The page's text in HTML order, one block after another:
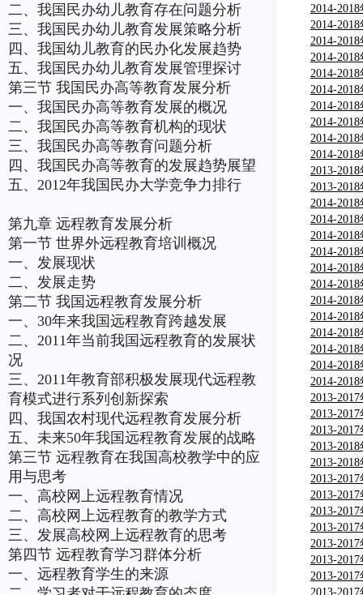
二、我国民办幼儿教育存在问题分析
三、我国民办幼儿教育发展策略分析
四、我国幼儿教育的民办化发展趋势
五、我国民办幼儿教育发展管理探讨
第三节 我国民办高等教育发展分析
一、我国民办高等教育发展的概况
二、我国民办高等教育机构的现状
三、我国民办高等教育问题分析
四、我国民办高等教育的发展趋势展望
五、2012年我国民办大学竞争力排行
第九章 远程教育发展分析
第一节 世界外远程教育培训概况
一、发展现状
二、发展走势
第二节 我国远程教育发展分析
一、30年来我国远程教育跨越发展
二、2011年当前我国远程教育的发展状
况
三、2011年教育部积极发展现代远程教
育模式进行系列创新探索
四、我国农村现代远程教育发展分析
五、未来50年我国远程教育发展的战略
第三节 远程教育在我国高校教学中的应
用与思考
一、高校网上远程教育情况
二、高校网上远程教育的教学方式
三、发展高校网上远程教育的思考
第四节 远程教育学习群体分析
一、远程教育学生的来源
现状分析
2014-
测及投资
2014-
监测及投
2014-
监测及投
2014-
市场现状
报告
2014-
习产品市
究报告
2014-
分析及投
2014-
需分析及
2014-
竞争力分
告
2014-
分析及投
2014-
竞争力分
告
2013-
教）市场
研究报告
2013-
场深度调
告
2014-
书市场深
究报告
2014-
深度调研
2014-
深度调研
2014-
行业深度
报告
2014-
深度调研
2014-
市场深度
分析报告
2014-
市场深度
分析报告
2014-
及发展趋
2014-
分析与投
2014-
发展分析
2014-
分析与投
2014-
业深度评
告
2013-
深度调研
2013-
深度调研
2013-
行业深度
报告
2013-
市场深度
分析报告
2013-
市场深度
分析报告
2013-
及发展趋
2013-
分析与投
2013-
发展分析
2013-
分析与投
2013-
分析与投
2013-
分析与投
2013-
业深度评
2013-